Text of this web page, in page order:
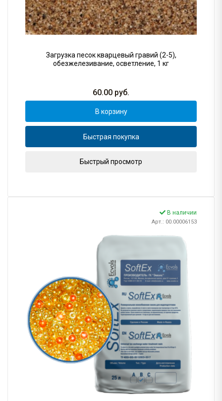
Загрузка песок кварцевый гравий (2-5),
обезжелезивание, осветление, 1 кг
60.00 руб.
В корзину
Быстрая покупка
Быстрый просмотр
В наличии
Арт.: 00.00006153